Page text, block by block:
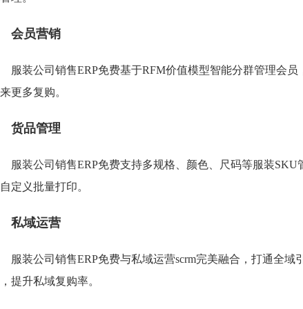
会员营销
服装公司销售ERP免费基于RFM价值模型智能分群管理会
更多复购。
货品管理
服装公司销售ERP免费支持多规格、颜色、尺码等服装
定义批量打印。
私域运营
服装公司销售ERP免费与私域运营scrm完美融合，打通全
提升私域复购率。